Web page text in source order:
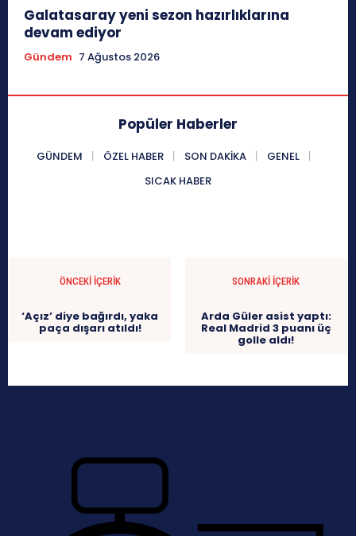
Galatasaray yeni sezon hazırlıklarına
devam ediyor
Gündem 7 Ağustos 2026
Popüler Haberler
GÜNDEM ÖZEL HABER SON DAKIKA
GENEL
SICAK HABER
ÖNCEKI İÇERIK
‘Açız’ diye bağırdı, yaka
paça dışarı atıldı!
SONRAKI İÇERIK
Arda Güler asist yaptı:
Real Madrid 3 puanı üç
golle aldı!